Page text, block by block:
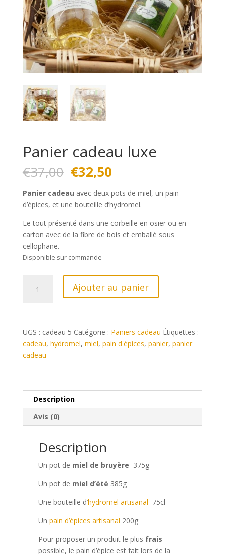
Panier cadeau luxe
€37,00 Le
prix
initial
était :
€37,00.
€32,50Le
actuel
est :
€32,50.
Panier cadeau avec deux pots de miel, un pain
d’épices, et une bouteille d’hydromel.
Le tout présenté dans une corbeille en osier ou en
carton avec de la fibre de bois et emballé sous
cellophane.
Disponible sur commande
Ajouter au panier
UGS : cadeau 5 Catégorie : Paniers cadeau Étiquettes :
cadeau, hydromel, miel, pain d'épices, panier, panier
cadeau
Description
Avis (0)
Description
Un pot de miel de bruyère 375g
Un pot de miel d’été 385g
Une bouteille d’hydromel artisanal 75cl
Un pain d’épices artisanal 200g
Pour proposer un produit le plus frais
possible, le pain d’épice est fait lors de la